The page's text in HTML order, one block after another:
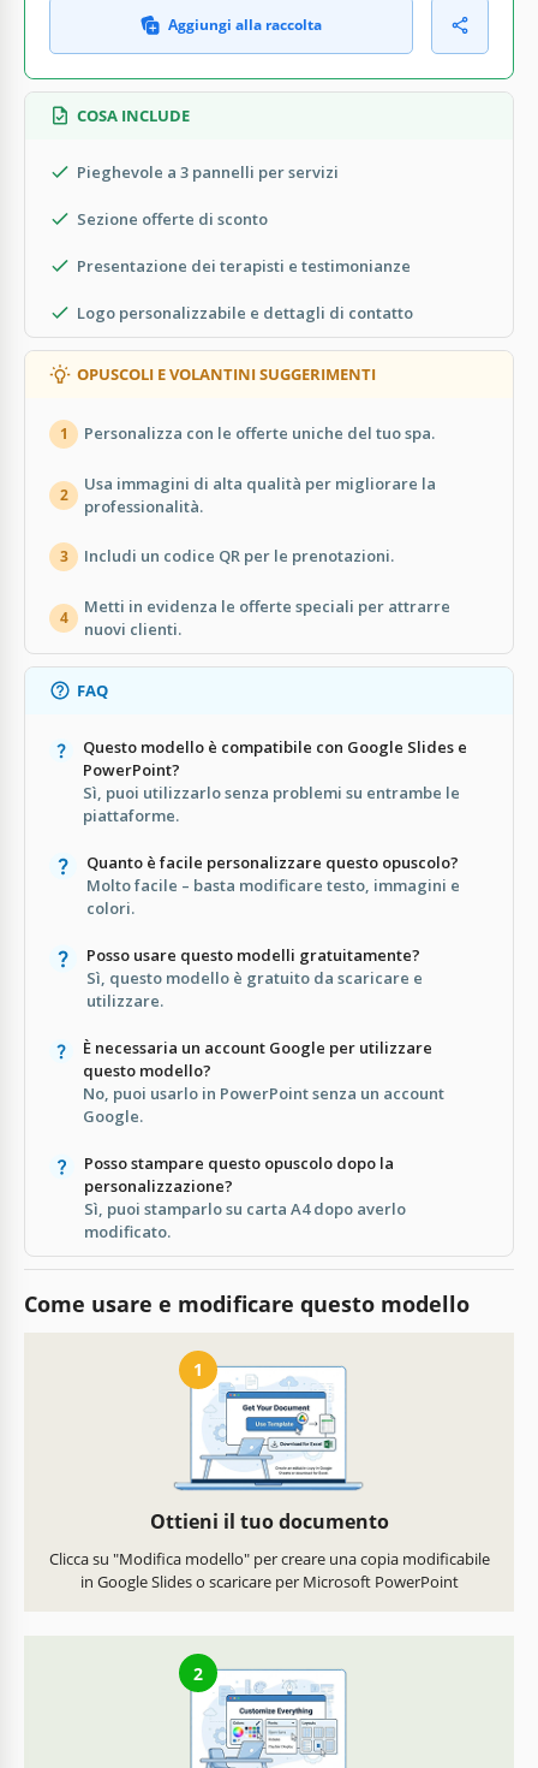
Aggiungi alla raccolta
COSA INCLUDE
Pieghevole a 3 pannelli per servizi
Sezione offerte di sconto
Presentazione dei terapisti e testimonianze
Logo personalizzabile e dettagli di contatto
OPUSCOLI E VOLANTINI SUGGERIMENTI
1 Personalizza con le offerte uniche del tuo spa.
2
Usa immagini di alta qualità per migliorare la
professionalità.
3 Includi un codice QR per le prenotazioni.
4
Metti in evidenza le offerte speciali per attrarre
nuovi clienti.
FAQ
Questo modello è compatibile con Google Slides e
PowerPoint?
Sì, puoi utilizzarlo senza problemi su entrambe le
piattaforme.
Quanto è facile personalizzare questo opuscolo?
Molto facile – basta modificare testo, immagini e
colori.
Posso usare questo modelli gratuitamente?
Sì, questo modello è gratuito da scaricare e
utilizzare.
È necessaria un account Google per utilizzare
questo modello?
No, puoi usarlo in PowerPoint senza un account
Google.
Posso stampare questo opuscolo dopo la
personalizzazione?
Sì, puoi stamparlo su carta A4 dopo averlo
modificato.
Come usare e modificare questo modello
1
Ottieni il tuo documento
Clicca su "Modifica modello" per creare una copia modificabile
in Google Slides o scaricare per Microsoft PowerPoint
2